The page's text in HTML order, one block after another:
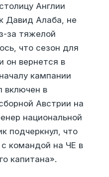
Англии
Давид Алаба, не
за тяжелой
что сезон для
он вернется в
кампании
включен в
Австрии на
национальной
подчеркнул, что
командой на ЧЕ в
капитана».